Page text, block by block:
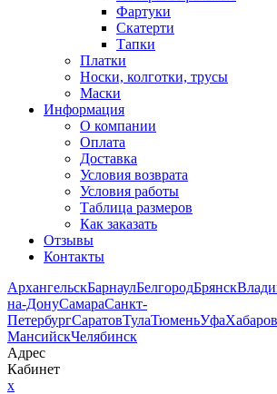
Фартуки
Скатерти
Тапки
Платки
Носки, колготки, трусы
Маски
Информация
О компании
Оплата
Доставка
Условия возврата
Условия работы
Таблица размеров
Как заказать
Отзывы
Контакты
АрхангельскБарнаулБелгородБрянск
на-ДонуСамараСанкт-
ПетербургСаратовТулаТюменьУфа
МансийскЧелябинск
Адрес
Кабинет
x